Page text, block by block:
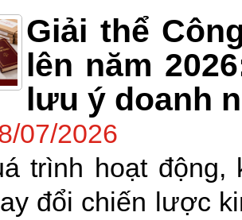
Giải thể
lên năm
lưu ý doanh
07/2026
trình hoạt
đổi chiến lược